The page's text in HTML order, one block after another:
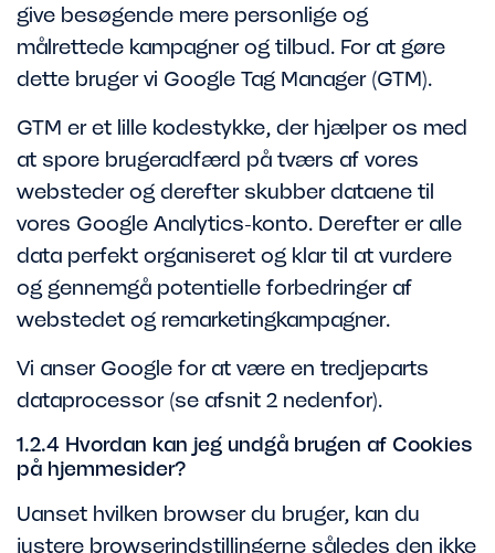
give besøgende mere personlige og
målrettede kampagner og tilbud. For at gøre
dette bruger vi Google Tag Manager (GTM).
GTM er et lille kodestykke, der hjælper os med
at spore brugeradfærd på tværs af vores
websteder og derefter skubber dataene til
vores Google Analytics-konto. Derefter er alle
data perfekt organiseret og klar til at vurdere
og gennemgå potentielle forbedringer af
webstedet og remarketingkampagner.
Vi anser Google for at være en tredjeparts
dataprocessor (se afsnit 2 nedenfor).
1.2.4 Hvordan kan jeg undgå brugen af Cookies
på hjemmesider?
Uanset hvilken browser du bruger, kan du
justere browserindstillingerne således den ikke